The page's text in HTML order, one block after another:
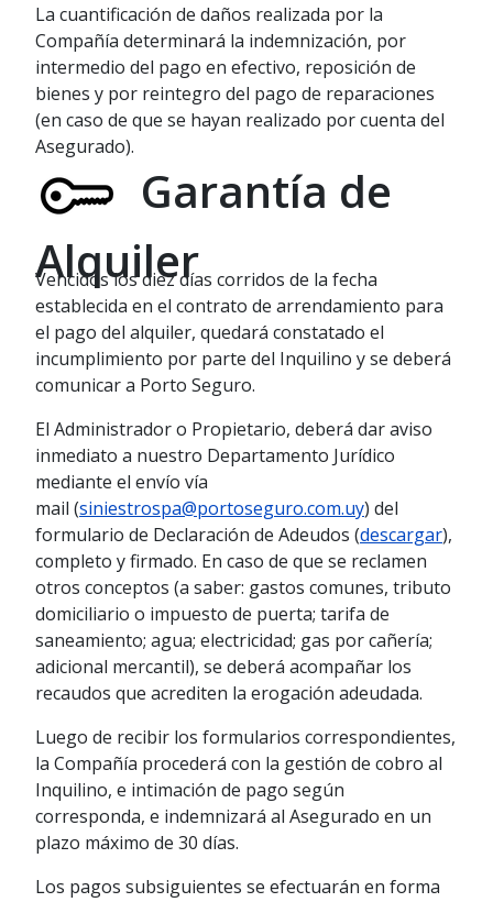
La cuantificación de daños realizada por la
Compañía determinará la indemnización, por
intermedio del pago en efectivo, reposición de
bienes y por reintegro del pago de reparaciones
(en caso de que se hayan realizado por cuenta del
Asegurado).
Garantía de
Alquiler
Vencidos los diez días corridos de la fecha
establecida en el contrato de arrendamiento para
el pago del alquiler, quedará constatado el
incumplimiento por parte del Inquilino y se deberá
comunicar a Porto Seguro.
El Administrador o Propietario, deberá dar aviso
inmediato a nuestro Departamento Jurídico
mediante el envío vía
mail (siniestrospa@portoseguro.com.uy) del
formulario de Declaración de Adeudos (descargar),
completo y firmado. En caso de que se reclamen
otros conceptos (a saber: gastos comunes, tributo
domiciliario o impuesto de puerta; tarifa de
saneamiento; agua; electricidad; gas por cañería;
adicional mercantil), se deberá acompañar los
recaudos que acrediten la erogación adeudada.
Luego de recibir los formularios correspondientes,
la Compañía procederá con la gestión de cobro al
Inquilino, e intimación de pago según
corresponda, e indemnizará al Asegurado en un
plazo máximo de 30 días.
Los pagos subsiguientes se efectuarán en forma